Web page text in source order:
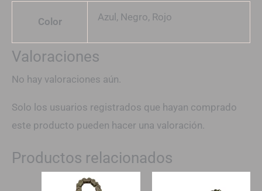
Color Azul, Negro, Rojo
Valoraciones
No hay valoraciones aún.
Solo los usuarios registrados que hayan comprado
este producto pueden hacer una valoración.
Productos relacionados